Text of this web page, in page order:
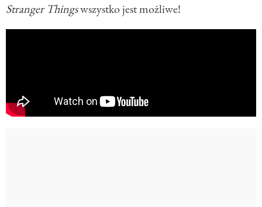
Stranger Thingswszystko jest możliwe!